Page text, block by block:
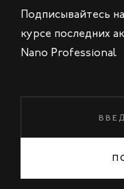
Подписывайтесь
курсе последних
Nano Professional